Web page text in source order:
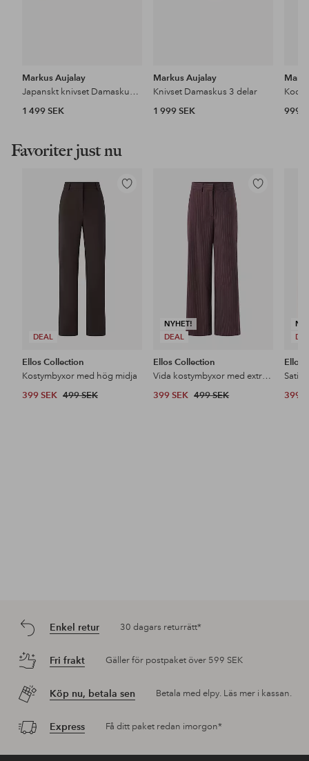
Markus Aujalay
Japanskt knivset Damaskus 2 delar
1 499 SEK
Markus Aujalay
Knivset Damaskus 3 delar
1 999 SEK
999
Favoriter just nu
DEAL
Lägg
Ellos Collection
Kostymbyxor med hög midja
399 SEK 499 SEK
NYHET!
DEAL
Lägg
Ellos Collection
Vida kostymbyxor med extra hög midja
399 SEK 499 SEK
Ellos
399
Enkel retur 30 dagars returrätt*
Fri frakt Gäller för postpaket över 599 SEK
Köp nu, betala sen Betala med elpy. Läs mer i kassan.
Express Få ditt paket redan imorgon*